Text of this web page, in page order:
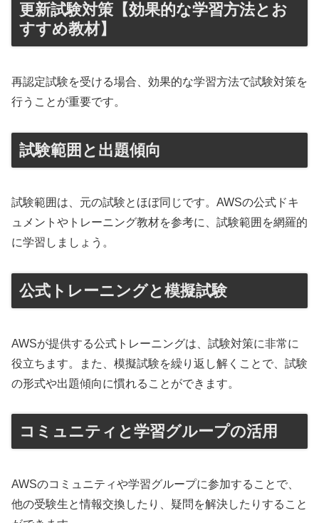
更新試験対策【効果的な学習方法とお
すすめ教材】
再認定試験を受ける場合、効果的な学習方法で試験対策を
行うことが重要です。
試験範囲と出題傾向
試験範囲は、元の試験とほぼ同じです。AWSの公式ドキ
ュメントやトレーニング教材を参考に、試験範囲を網羅的
に学習しましょう。
公式トレーニングと模擬試験
AWSが提供する公式トレーニングは、試験対策に非常に
役立ちます。また、模擬試験を繰り返し解くことで、試験
の形式や出題傾向に慣れることができます。
コミュニティと学習グループの活用
AWSのコミュニティや学習グループに参加することで、
他の受験生と情報交換したり、疑問を解決したりすること